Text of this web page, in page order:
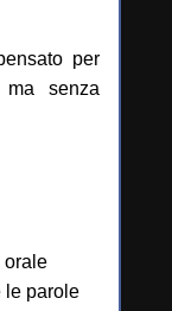
per
senza
orale
le parole